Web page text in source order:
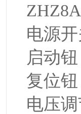
电源
启动
复位
电压